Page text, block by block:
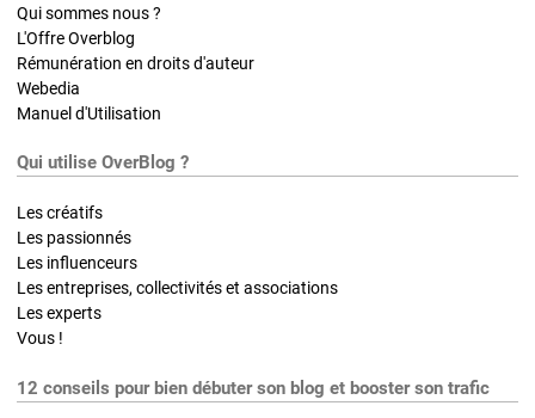
Qui sommes nous ?
L'Offre Overblog
Rémunération en droits d'auteur
Webedia
Manuel d'Utilisation
Qui utilise OverBlog ?
Les créatifs
Les passionnés
Les influenceurs
Les entreprises, collectivités et associations
Les experts
Vous !
12 conseils pour bien débuter son blog et booster son trafic